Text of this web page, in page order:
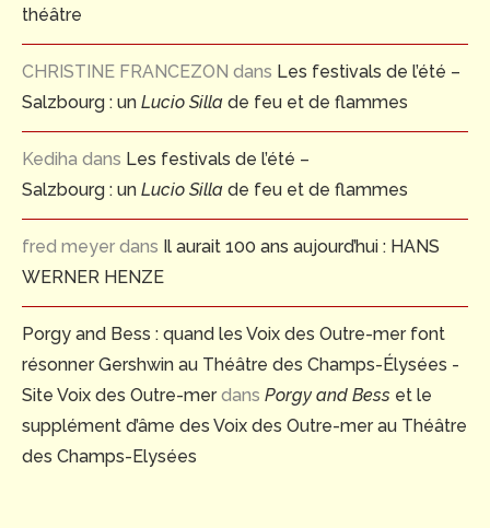
théâtre
CHRISTINE FRANCEZON dans Les festivals de l’été –
Salzbourg : un Lucio Silla de feu et de flammes
Kediha dans Les festivals de l’été –
Salzbourg : un Lucio Silla de feu et de flammes
fred meyer dans Il aurait 100 ans aujourd’hui : HANS
WERNER HENZE
Porgy and Bess : quand les Voix des Outre-mer font
résonner Gershwin au Théâtre des Champs-Élysées -
Site Voix des Outre-merdans Porgy and Bess et le
supplément d’âme des Voix des Outre-mer au Théâtre
des Champs-Elysées